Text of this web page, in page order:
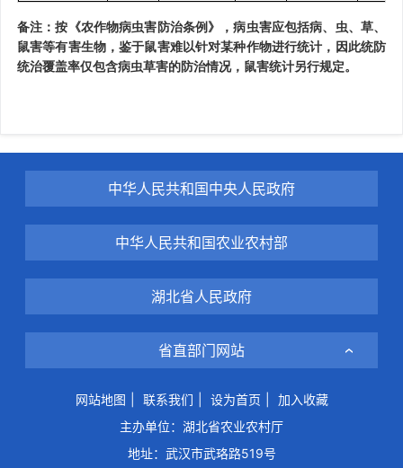
备注：按《农作物病虫害防治条例》，病虫害应包括病、虫、草、
鼠害等有害生物，鉴于鼠害难以针对某种作物进行统计，因此统防
统治覆盖率仅包含病虫草害的防治情况，鼠害统计另行规定。
中华人民共和国中央人民政府
中华人民共和国农业农村部
湖北省人民政府
省直部门网站
网站地图 联系我们 设为首页
加入收藏
主办单位：湖北省农业农村厅
地址：武汉市武珞路519号